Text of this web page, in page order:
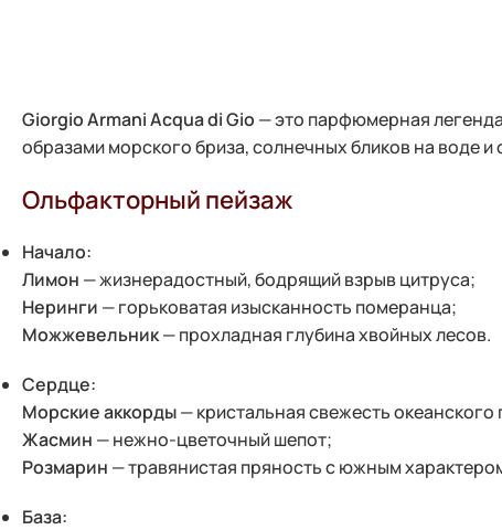
Giorgio Armani Acqua di Gio — это парфюмерная
образами морского бриза, солнечных бликов на воде
Ольфакторный пейзаж
Начало:
Лимон — жизнерадостный, бодрящий взрыв цитруса;
Неринги — горьковатая изысканность померанца;
Можжевельник— прохладная глубина хвойных лесов.
Сердце:
Морские аккорды— кристальная свежесть океанского
Жасмин — нежно-цветочный шепот;
Розмарин — травянистая пряность с южным
База: